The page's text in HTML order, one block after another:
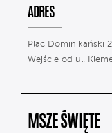
ADRES
Plac Dominikański
Wejście od ul.
MSZE ŚWIĘTE